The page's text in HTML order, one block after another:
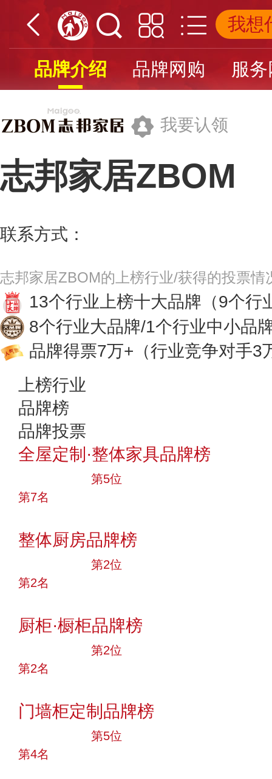
品牌介绍 品牌网购 服
我要认领
志邦家居ZBOM
联系方式：
志邦家居ZBOM的上榜行业/获得的投票情
13个行业上榜十大品牌 （9个
8个行业大品牌/1个行业中小品
品牌得票7万+ （行业竞争对手3
上榜行业
品牌榜
品牌投票
全屋定制·整体家具品牌榜
第5位
第7名
整体厨房品牌榜
第2位
第2名
厨柜·橱柜品牌榜
第2位
第2名
门墙柜定制品牌榜
第5位
第4名